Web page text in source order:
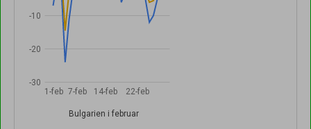
1-feb 7-feb 14-feb 22-feb
Bulgarien i februar
-30
-20
-10